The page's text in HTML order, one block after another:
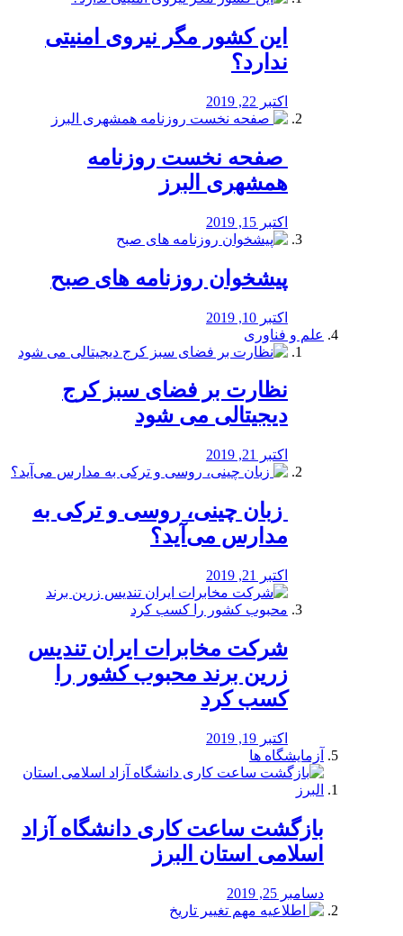
این کشور مگر نیروی امنیتی
ندارد؟
اکتبر 22, 2019
️ صفحه نخست روزنامه‌
همشهری البرز
اکتبر 15, 2019
پیشخوان روزنامه های صبح
اکتبر 10, 2019
علم و فناوری
نظارت بر فضای سبز کرج
دیجیتالی می شود
اکتبر 21, 2019
️ زبان چینی، روسی و ترکی به
مدارس می‌آید؟
اکتبر 21, 2019
شرکت مخابرات ایران تندیس
زرین برند محبوب کشور را
کسب کرد
اکتبر 19, 2019
آزمایشگاه ها
بازگشت ساعت کاری دانشگاه آزاد
اسلامی استان البرز
دسامبر 25, 2019